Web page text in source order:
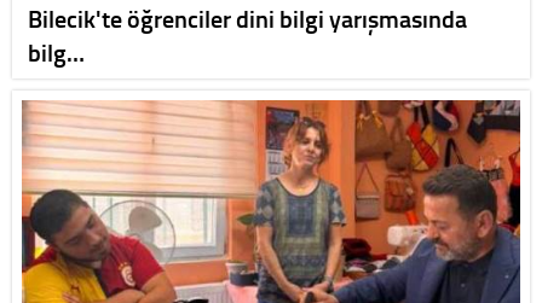
Bilecik'te öğrenciler dini bilgi yarışmasında
bilg…